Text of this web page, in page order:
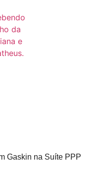
Gaskin na Suíte PPP